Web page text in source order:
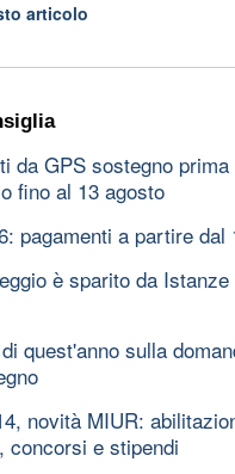
articolo
da GPS sostegno
fino al 13 agosto
pagamenti a partire dal
è sparito da
quest'anno sulla
novità MIUR:
concorsi e stipendi